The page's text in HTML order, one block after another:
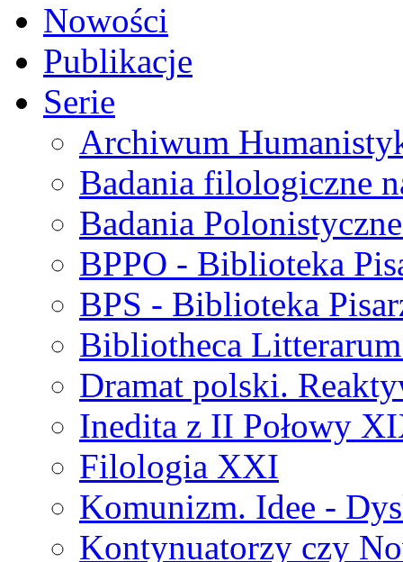
Nowości
Publikacje
Serie
Archiwum
Badania filologiczne
Badania
BPPO - Biblioteka
BPS - Biblioteka
Bibliotheca
Dramat polski.
Inedita z II Połowy
Filologia XXI
Komunizm. Idee -
Kontynuatorzy czy